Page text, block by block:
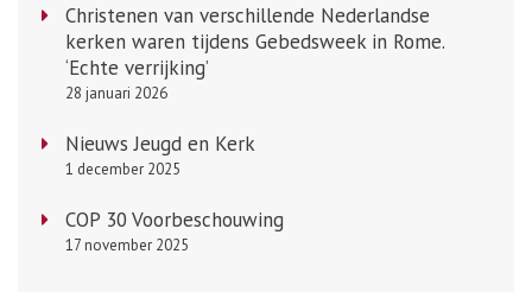
Christenen van verschillende Nederlandse
kerken waren tijdens Gebedsweek in Rome.
‘Echte verrijking’
28 januari 2026
Nieuws Jeugd en Kerk
1 december 2025
COP 30 Voorbeschouwing
17 november 2025